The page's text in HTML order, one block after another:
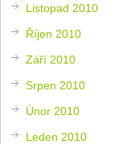
Listopad 2010
Říjen 2010
Září 2010
Srpen 2010
Únor 2010
Leden 2010